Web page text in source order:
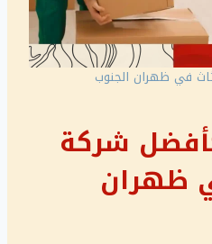
في ظهران الجنوب
كأفضل شركة
ظهران